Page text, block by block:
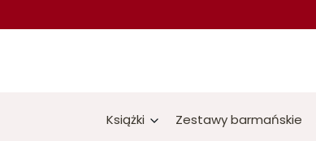
Książki Zestawy barmańskie